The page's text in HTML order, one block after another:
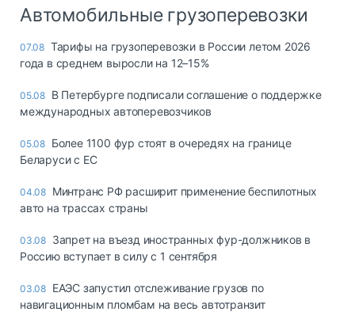
Автомобильные грузоперевозки
07.08 Тарифы на грузоперевозки в России летом 2026
года в среднем выросли на 12–15%
05.08 В Петербурге подписали соглашение о поддержке
международных автоперевозчиков
05.08 Более 1100 фур стоят в очередях на границе
Беларуси с ЕС
04.08 Минтранс РФ расширит применение беспилотных
авто на трассах страны
03.08 Запрет на въезд иностранных фур-должников в
Россию вступает в силу с 1 сентября
03.08 ЕАЭС запустил отслеживание грузов по
навигационным пломбам на весь автотранзит